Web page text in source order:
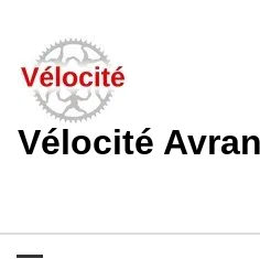
content
Vélocité